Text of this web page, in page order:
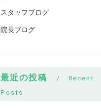
スタッフブログ
院長ブログ
最近の投稿
Recent
Posts